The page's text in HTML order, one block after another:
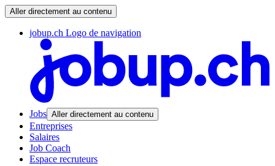
Aller directement au contenu
jobup.ch Logo de navigation
Jobs Aller directement au contenu
Entreprises
Salaires
Job Coach
Espace recruteurs